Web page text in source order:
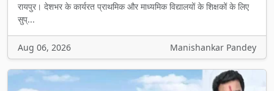
रायपुर। देशभर के कार्यरत प्राथमिक और माध्यमिक विद्यालयों के शिक्षकों के लिए
सुप्...
Aug 06, 2026 Manishankar Pandey